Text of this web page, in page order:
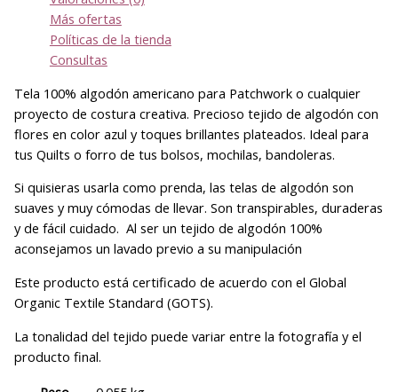
Más ofertas
Políticas de la tienda
Consultas
Tela 100% algodón americano para Patchwork o cualquier
proyecto de costura creativa. Precioso tejido de algodón con
flores en color azul y toques brillantes plateados. Ideal para
tus Quilts o forro de tus bolsos, mochilas, bandoleras.
Si quisieras usarla como prenda, las telas de algodón son
suaves y muy cómodas de llevar. Son transpirables, duraderas
y de fácil cuidado. Al ser un tejido de algodón 100%
aconsejamos un lavado previo a su manipulación
Este producto está certificado de acuerdo con el Global
Organic Textile Standard (GOTS).
La tonalidad del tejido puede variar entre la fotografía y el
producto final.